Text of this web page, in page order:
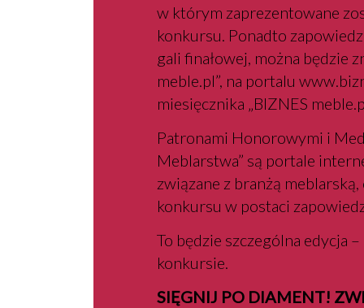
w którym zaprezentowane
konkursu. Ponadto
gali finałowej, można będzie
meble.pl”, na portalu
miesięcznika „BIZNES
Patronami Honorowymi i
Meblarstwa” są portale
związane z branżą
konkursu w postaci
To będzie szczególna edycja
konkursie.
SIĘGNIJ PO DIAMENT!